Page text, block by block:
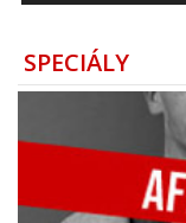
SPECIÁLY